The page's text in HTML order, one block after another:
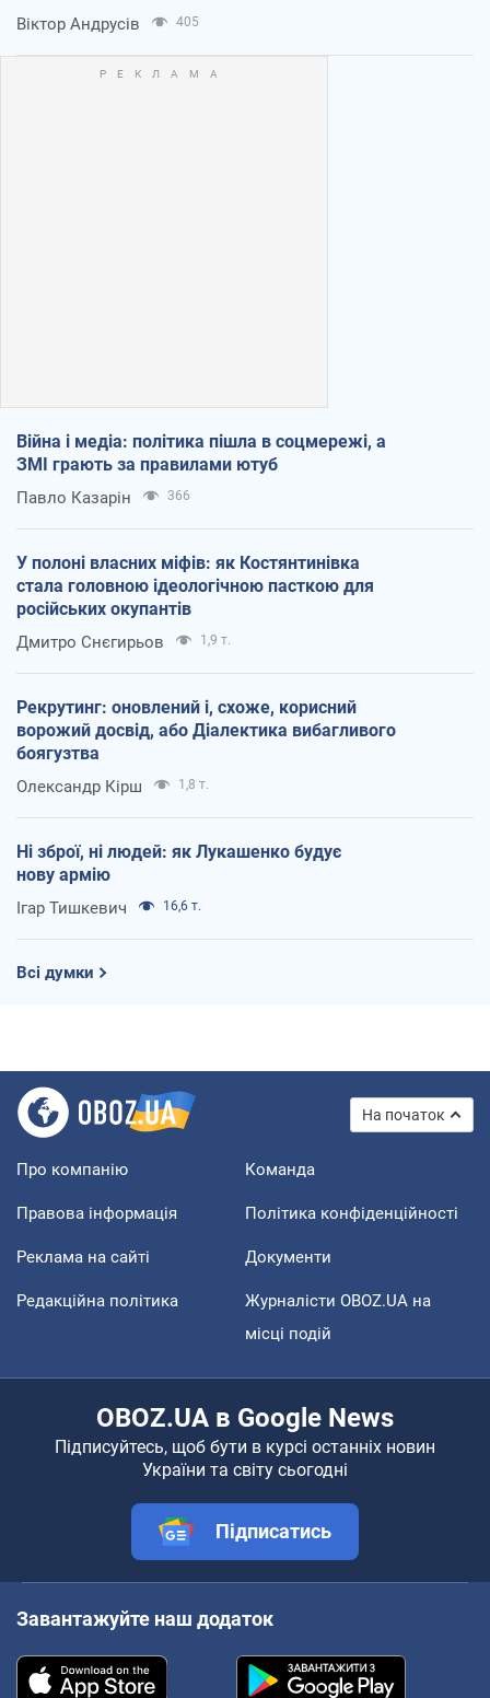
Віктор Андрусів 405
Війна і медіа: політика пішла в соцмережі, а
ЗМІ грають за правилами ютуб
Павло Казарін 366
У полоні власних міфів: як Костянтинівка
стала головною ідеологічною пасткою для
російських окупантів
Дмитро Снєгирьов 1,9 т.
Рекрутинг: оновлений і, схоже, корисний
ворожий досвід, або Діалектика вибагливого
боягузтва
Олександр Кірш 1,8 т.
Ні зброї, ні людей: як Лукашенко будує
нову армію
Ігар Тишкевич 16,6 т.
Всі думки
На початок
Про компанію Команда
Правова інформація Політика конфіденційності
Реклама на сайті Документи
Редакційна політика
Журналісти OBOZ.UA на
місці подій
OBOZ.UA в Google News
Підписуйтесь, щоб бути в курсі останніх новин
України та світу сьогодні
Підписатись
Завантажуйте наш додаток